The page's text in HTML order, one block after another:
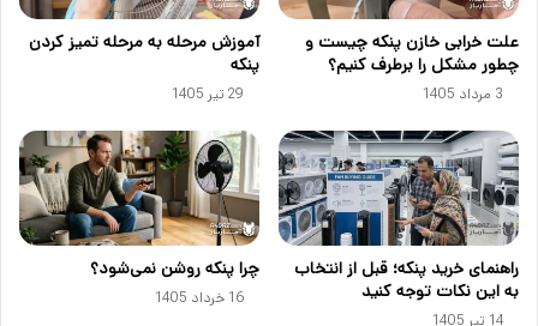
علت خرابی خازن پنکه چیست و
چطور مشکل را برطرف کنیم؟
3 مرداد 1405
آموزش مرحله به مرحله تمیز کردن
پنکه
29 تیر 1405
راهنمای خرید پنکه؛ قبل از انتخاب
به این نکات توجه کنید
14 تیر 1405
چرا پنکه روشن نمی‌شود؟
16 خرداد 1405